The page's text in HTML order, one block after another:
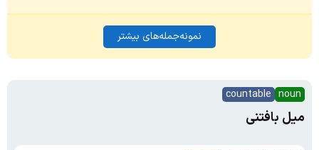
نمونه‌جمله‌های بیشتر
noun
countable
میل بافتنی